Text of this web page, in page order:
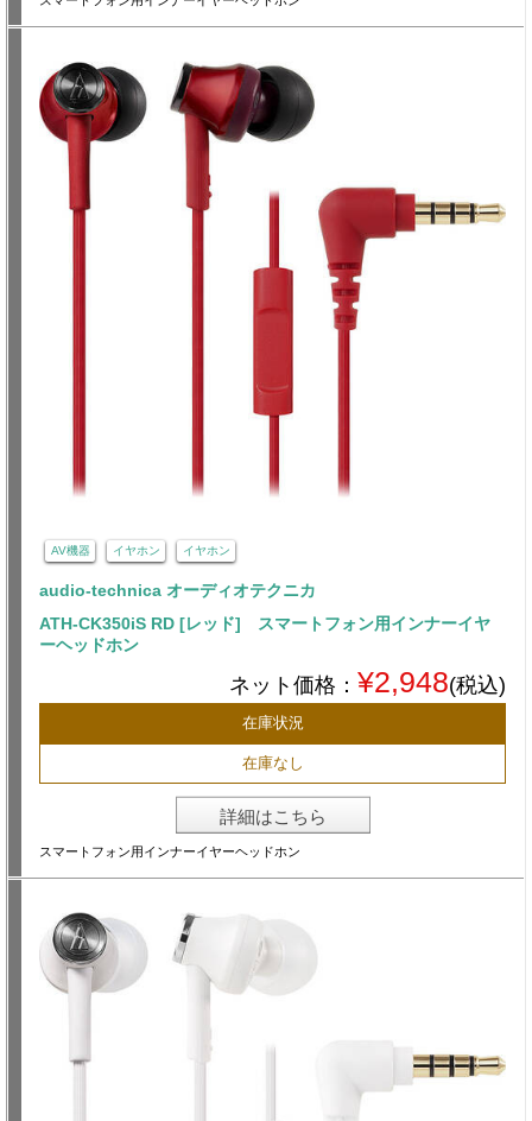
AV機器 イヤホン イヤホン
audio-technica オーディオテクニカ
ATH-CK350iS RD [レッド] スマートフォン用インナーイヤ
ーヘッドホン
ネット価格： ¥2,948(税込)
在庫状況
在庫なし
詳細はこちら
スマートフォン用インナーイヤーヘッドホン